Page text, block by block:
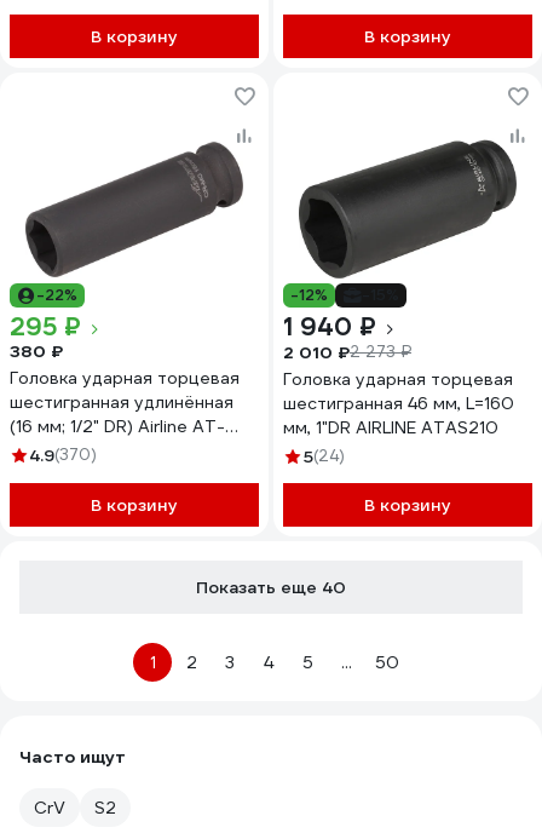
В корзину В корзину
-22%
295 ₽
380 ₽
Головка ударная торцевая
шестигранная удлинённая
(16 мм; 1/2" DR) Airline AT-
IS12-28
4.9(370)
В корзину
-12%
1 940 ₽
2 010 ₽2 273 ₽
Головка ударная торцевая
шестигранная 46 мм, L=160
мм, 1"DR AIRLINE ATAS210
5(24)
В корзину
Показать еще 40
1 2 3 4 5 ... 50
Часто ищут
CrV S2